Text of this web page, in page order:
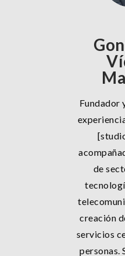
Fundador
de
creación
servicios
personas.